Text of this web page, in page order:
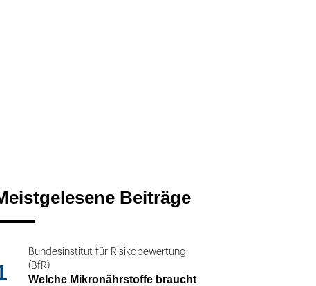
Beiträge
Bundesinstitut für Risikobewertung
(BfR)
Welche Mikronährstoffe braucht